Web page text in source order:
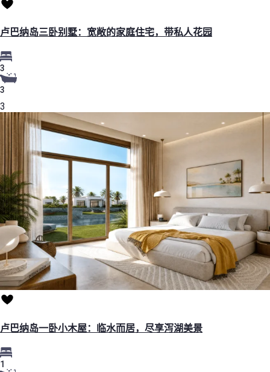
卢巴纳岛三卧别墅：宽敞的家庭住宅，带私人花园
3
3
3
卢巴纳岛一卧小木屋：临水而居，尽享泻湖美景
1